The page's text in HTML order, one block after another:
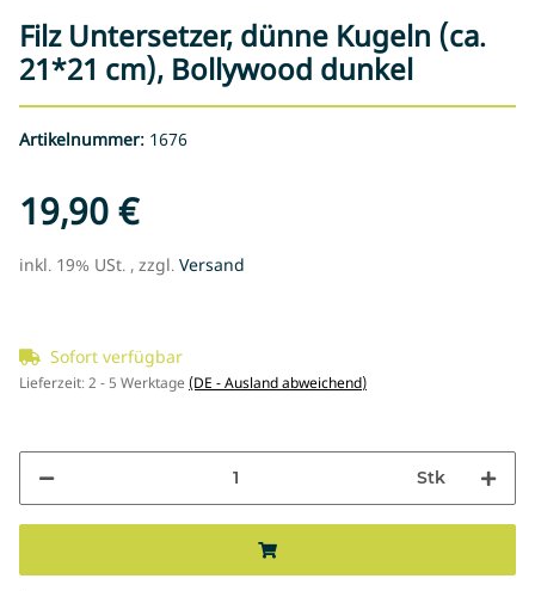
Filz Untersetzer, dünne Kugeln (ca.
21*21 cm), Bollywood dunkel
Artikelnummer: 1676
19,90 €
inkl. 19% USt. , zzgl. Versand
Sofort verfügbar
Lieferzeit:2 - 5 Werktage (DE - Ausland abweichend)
Stk